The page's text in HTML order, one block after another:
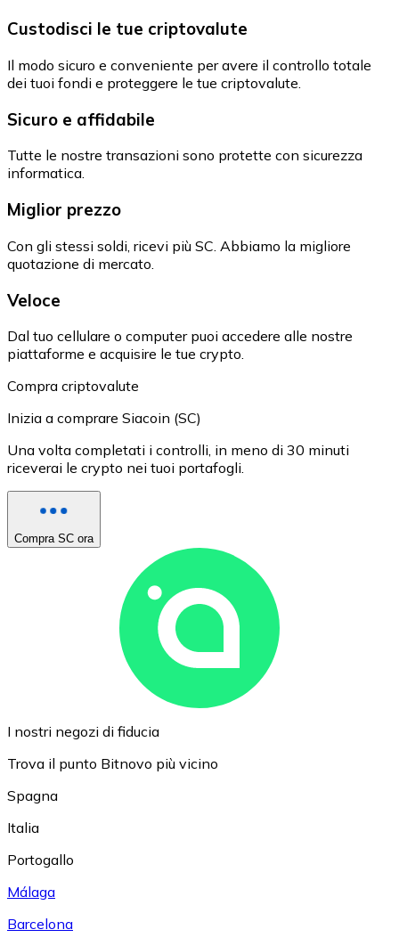
Custodisci le tue criptovalute
Il modo sicuro e conveniente per avere il controllo totale
dei tuoi fondi e proteggere le tue criptovalute.
Sicuro e affidabile
Tutte le nostre transazioni sono protette con sicurezza
informatica.
Miglior prezzo
Con gli stessi soldi, ricevi più SC. Abbiamo la migliore
quotazione di mercato.
Veloce
Dal tuo cellulare o computer puoi accedere alle nostre
piattaforme e acquisire le tue crypto.
Compra criptovalute
Inizia a comprare Siacoin (SC)
Una volta completati i controlli, in meno di 30 minuti
riceverai le crypto nei tuoi portafogli.
Compra SC ora
I nostri negozi di fiducia
Trova il punto Bitnovo più vicino
Spagna
Italia
Portogallo
Málaga
Barcelona